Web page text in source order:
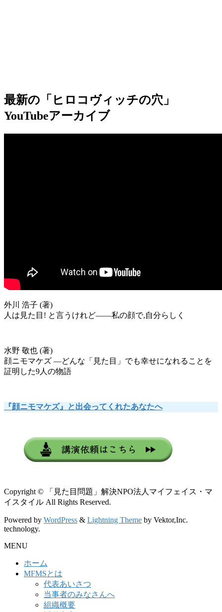
最新の「ヒロコヴィッチの穴」
YouTubeアーカイブ
外川 浩子 (著)
人は見た目! と言うけれど――私の顔で,自分らしく
水野 敬也 (著)
顔ニモマケズ ―どんな「見た目」でも幸せになれることを
証明した9人の物語
『顔ニモマケズ』と出会ってくれたあなたへ
Copyright © 「見た目問題」解決NPO法人マイフェイス・マ
イスタイル All Rights Reserved.
Powered by WordPress & Lightning Theme by Vektor,Inc.
technology.
MENU
ホーム
MFMSとは
代表あいさつ
当事者のみなさんへ
組織概要